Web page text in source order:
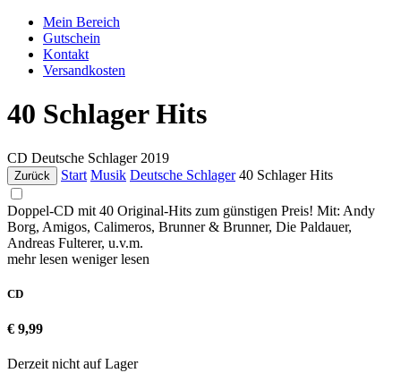
Mein Bereich
Gutschein
Kontakt
Versandkosten
40 Schlager Hits
CD Deutsche Schlager 2019
Zurück Start Musik Deutsche Schlager 40 Schlager Hits
Doppel-CD mit 40 Original-Hits zum günstigen Preis! Mit: Andy
Borg, Amigos, Calimeros, Brunner & Brunner, Die Paldauer,
Andreas Fulterer, u.v.m.
mehr lesen weniger lesen
CD
€ 9,99
Derzeit nicht auf Lager